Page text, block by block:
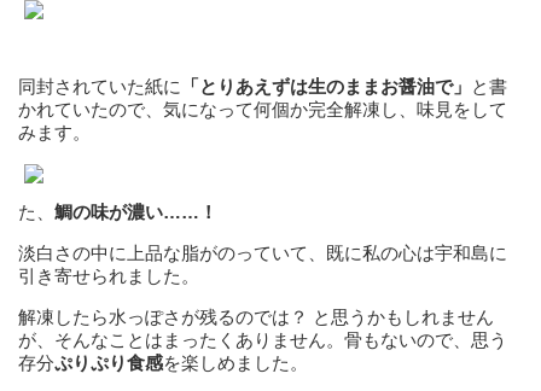
同封されていた紙に 「とりあえずは生のままお醤油で」 と書
かれていたので、気になって何個か完全解凍し、味見をして
みます。
た、 鯛の味が濃い……！
淡白さの中に上品な脂がのっていて、既に私の心は宇和島に
引き寄せられました。
解凍したら水っぽさが残るのでは？ と思うかもしれません
が、そんなことはまったくありません。骨もないので、思う
存分ぷりぷり食感を楽しめました。